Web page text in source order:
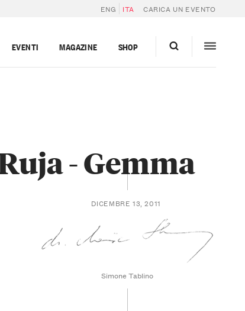
ENG ITA CARICA UN EVENTO
EVENTI MAGAZINE SHOP
- Gemma
DICEMBRE 13, 2011
Simone Tablino